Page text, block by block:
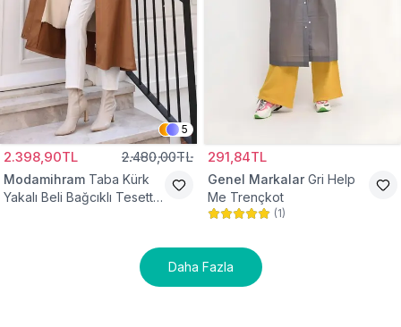
5
2.398,90TL 2.480,00TL
Modamihram Taba Kürk
Yakalı Beli Bağcıklı Tesettür
291,84TL
Genel Markalar Gri Help
Me Trençkot
(1)
Daha Fazla